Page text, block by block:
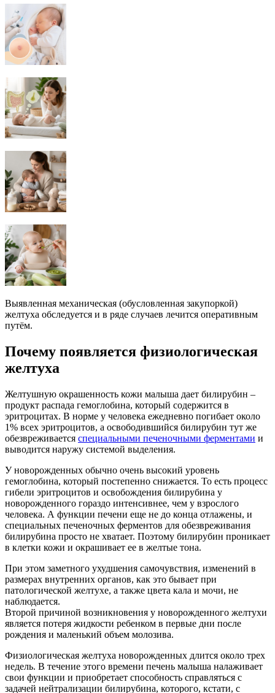
Выявленная механическая (обусловленная закупоркой)
желтуха обследуется и в ряде случаев лечится оперативным
путём.
Почему появляется физиологическая
желтуха
Желтушную окрашенность кожи малыша дает билирубин –
продукт распада гемоглобина, который содержится в
эритроцитах. В норме у человека ежедневно погибает около
1% всех эритроцитов, а освободившийся билирубин тут же
обезвреживается специальными печеночными ферментами и
выводится наружу системой выделения.
У новорожденных обычно очень высокий уровень
гемоглобина, который постепенно снижается. То есть процесс
гибели эритроцитов и освобождения билирубина у
новорожденного гораздо интенсивнее, чем у взрослого
человека. А функции печени еще не до конца отлажены, и
специальных печеночных ферментов для обезвреживания
билирубина просто не хватает. Поэтому билирубин проникает
в клетки кожи и окрашивает ее в желтые тона.
При этом заметного ухудшения самочувствия, изменений в
размерах внутренних органов, как это бывает при
патологической желтухе, а также цвета кала и мочи, не
наблюдается.
Второй причиной возникновения у новорожденного желтухи
является потеря жидкости ребенком в первые дни после
рождения и маленький объем молозива.
Физиологическая желтуха новорожденных длится около трех
недель. В течение этого времени печень малыша налаживает
свои функции и приобретает способность справляться с
задачей нейтрализации билирубина, которого, кстати, с